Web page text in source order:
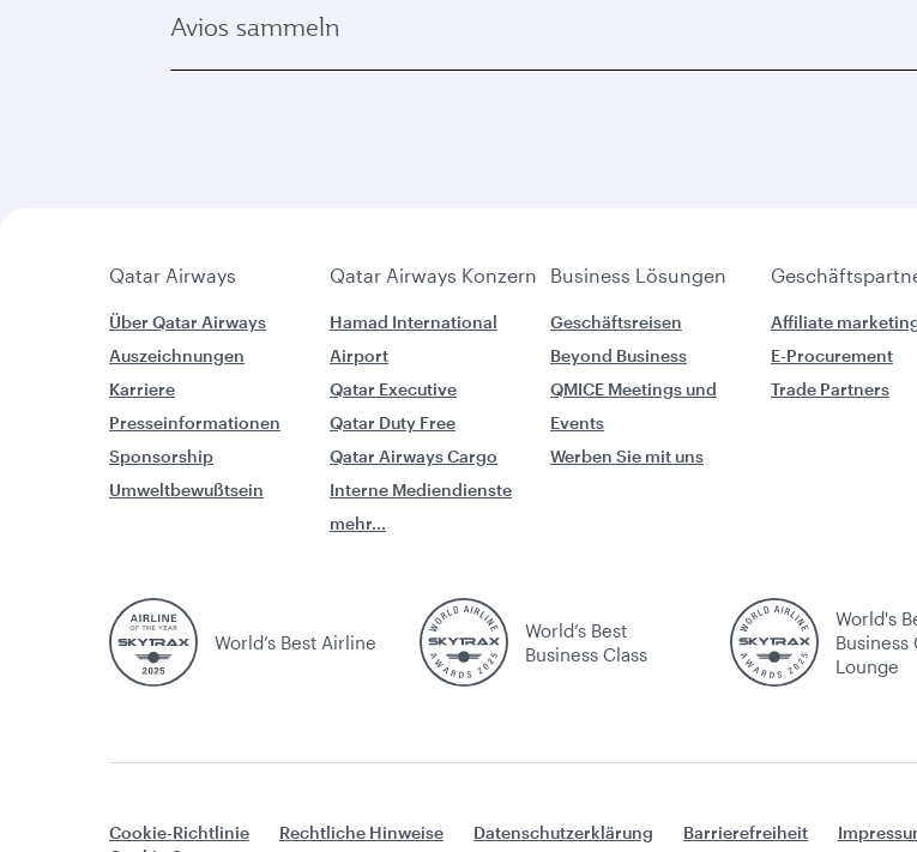
Avios sammeln
Qatar Airways Qatar Airways Konzern Business Lösungen
Über Qatar Airways
Auszeichnungen
Karriere
Presseinformationen
Sponsorship
Umweltbewußtsein
Hamad International
Airport
Qatar Executive
Qatar Duty Free
Qatar Airways Cargo
Interne Mediendienste
mehr...
Geschäftsreisen
Beyond Business
QMICE Meetings und
Events
Werben Sie mit uns
Affiliate
E-Procurement
Trade Partners
World’s Best Airline
World’s Best
Business Class
World's
Business
Lounge
Cookie-Richtlinie Rechtliche Hinweise Datenschutzerklärung Barrierefreiheit